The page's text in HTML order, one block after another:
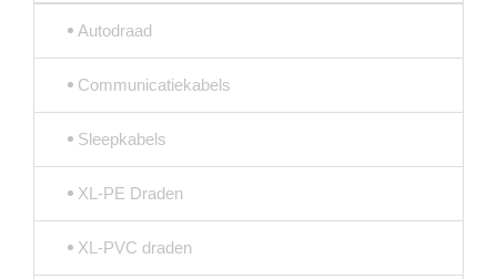
Autodraad
Communicatiekabels
Sleepkabels
XL-PE Draden
XL-PVC draden